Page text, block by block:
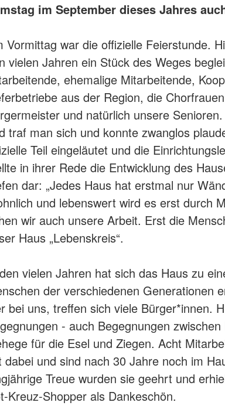
im September dieses Jahres
Vormittag war die offizielle Feierstunde.
vielen Jahren ein Stück des Weges
ehemalige Mitarbeitende,
aus der Region, die
und natürlich unsere
traf man sich und konnte zwanglos
Teil eingeläutet und die
in ihrer Rede die Entwicklung des
dar: „Jedes Haus hat erstmal nur
und lebenswert wird es erst durch
wir auch unsere Arbeit. Erst die
Haus „Lebenskreis“.
vielen Jahren hat sich das Haus zu
der verschiedenen Generationen
bei uns, treffen sich viele Bürger*innen.
- auch Begegnungen
für die Esel und Ziegen. Acht
dabei und sind nach 30 Jahre noch im
Treue wurden sie geehrt und
Kreuz-Shopper als Dankeschön.